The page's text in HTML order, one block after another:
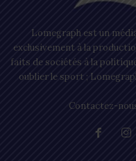
Lomegraph est un
exclusivement à la
faits de sociétés à la
oublier le sport ;
Contactez-